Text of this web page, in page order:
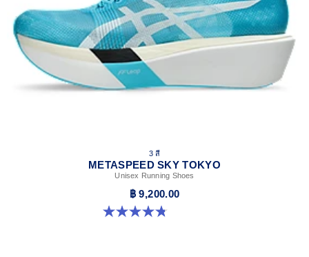
3 สี
METASPEED SKY TOKYO
Unisex Running Shoes
฿ 9,200.00
4.8 จาก 5 ดาว 348 รีวิว